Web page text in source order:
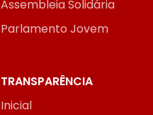
Assembleia Solidária
Parlamento Jovem
TRANSPARÊNCIA
Inicial